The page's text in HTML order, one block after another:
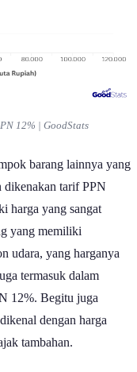
12% | GoodStats
barang lainnya yang
dikenakan tarif PPN
harga yang sangat
yang memiliki
udara, yang harganya
termasuk dalam
12%. Begitu juga
dengan harga
tambahan.